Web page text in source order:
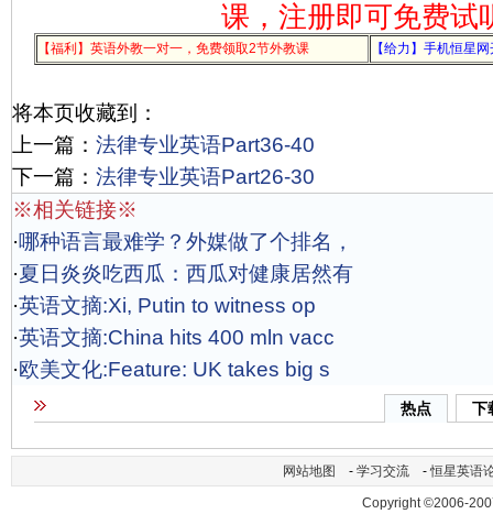
课，注册即可免费试
【福利】英语外教一对一，免费领取2节外教课 【给力】手机恒星
将本页收藏到：
上一篇： 法律专业英语Part36-40
下一篇： 法律专业英语Part26-30
※相关链接※
·哪种语言最难学？外媒做了个排名，
·夏日炎炎吃西瓜：西瓜对健康居然有
·英语文摘:Xi, Putin to witness op
·英语文摘:China hits 400 mln vacc
·欧美文化:Feature: UK takes big s
热点 下
网站地图 - 学习交流 -恒星英语
Copyright ©2006-